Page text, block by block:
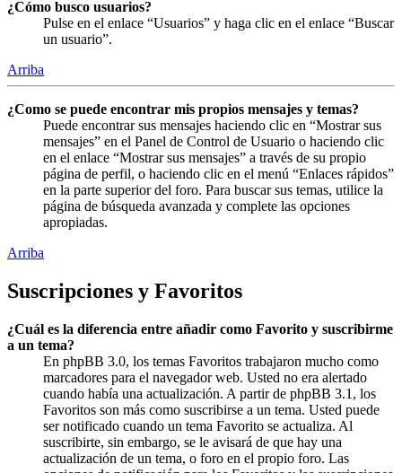
¿Cómo busco usuarios?
Pulse en el enlace “Usuarios” y haga clic en el enlace “Buscar
un usuario”.
Arriba
¿Como se puede encontrar mis propios mensajes y temas?
Puede encontrar sus mensajes haciendo clic en “Mostrar sus
mensajes” en el Panel de Control de Usuario o haciendo clic
en el enlace “Mostrar sus mensajes” a través de su propio
página de perfil, o haciendo clic en el menú “Enlaces rápidos”
en la parte superior del foro. Para buscar sus temas, utilice la
página de búsqueda avanzada y complete las opciones
apropiadas.
Arriba
Suscripciones y Favoritos
¿Cuál es la diferencia entre añadir como Favorito y suscribirme
a un tema?
En phpBB 3.0, los temas Favoritos trabajaron mucho como
marcadores para el navegador web. Usted no era alertado
cuando había una actualización. A partir de phpBB 3.1, los
Favoritos son más como suscribirse a un tema. Usted puede
ser notificado cuando un tema Favorito se actualiza. Al
suscribirte, sin embargo, se le avisará de que hay una
actualización de un tema, o foro en el propio foro. Las